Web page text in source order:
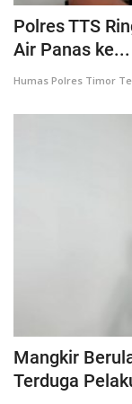
Polres TTS
Air Panas ke...
Humas Polres Timor
Mangkir
Terduga